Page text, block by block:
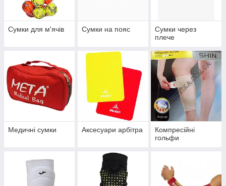
Сумки для м'ячів Сумки на пояс
Сумки через
плече
Медичні сумки Аксесуари арбітра
Компресійні
гольфи